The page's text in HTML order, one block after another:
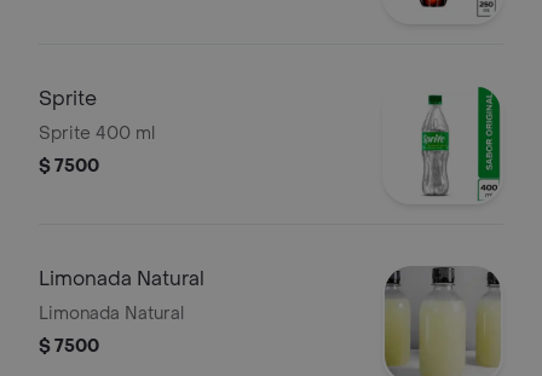
Sprite
Sprite 400 ml
$ 7500
Limonada Natural
Limonada Natural
$ 7500